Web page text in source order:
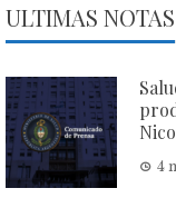
ULTIMAS NOTAS
4